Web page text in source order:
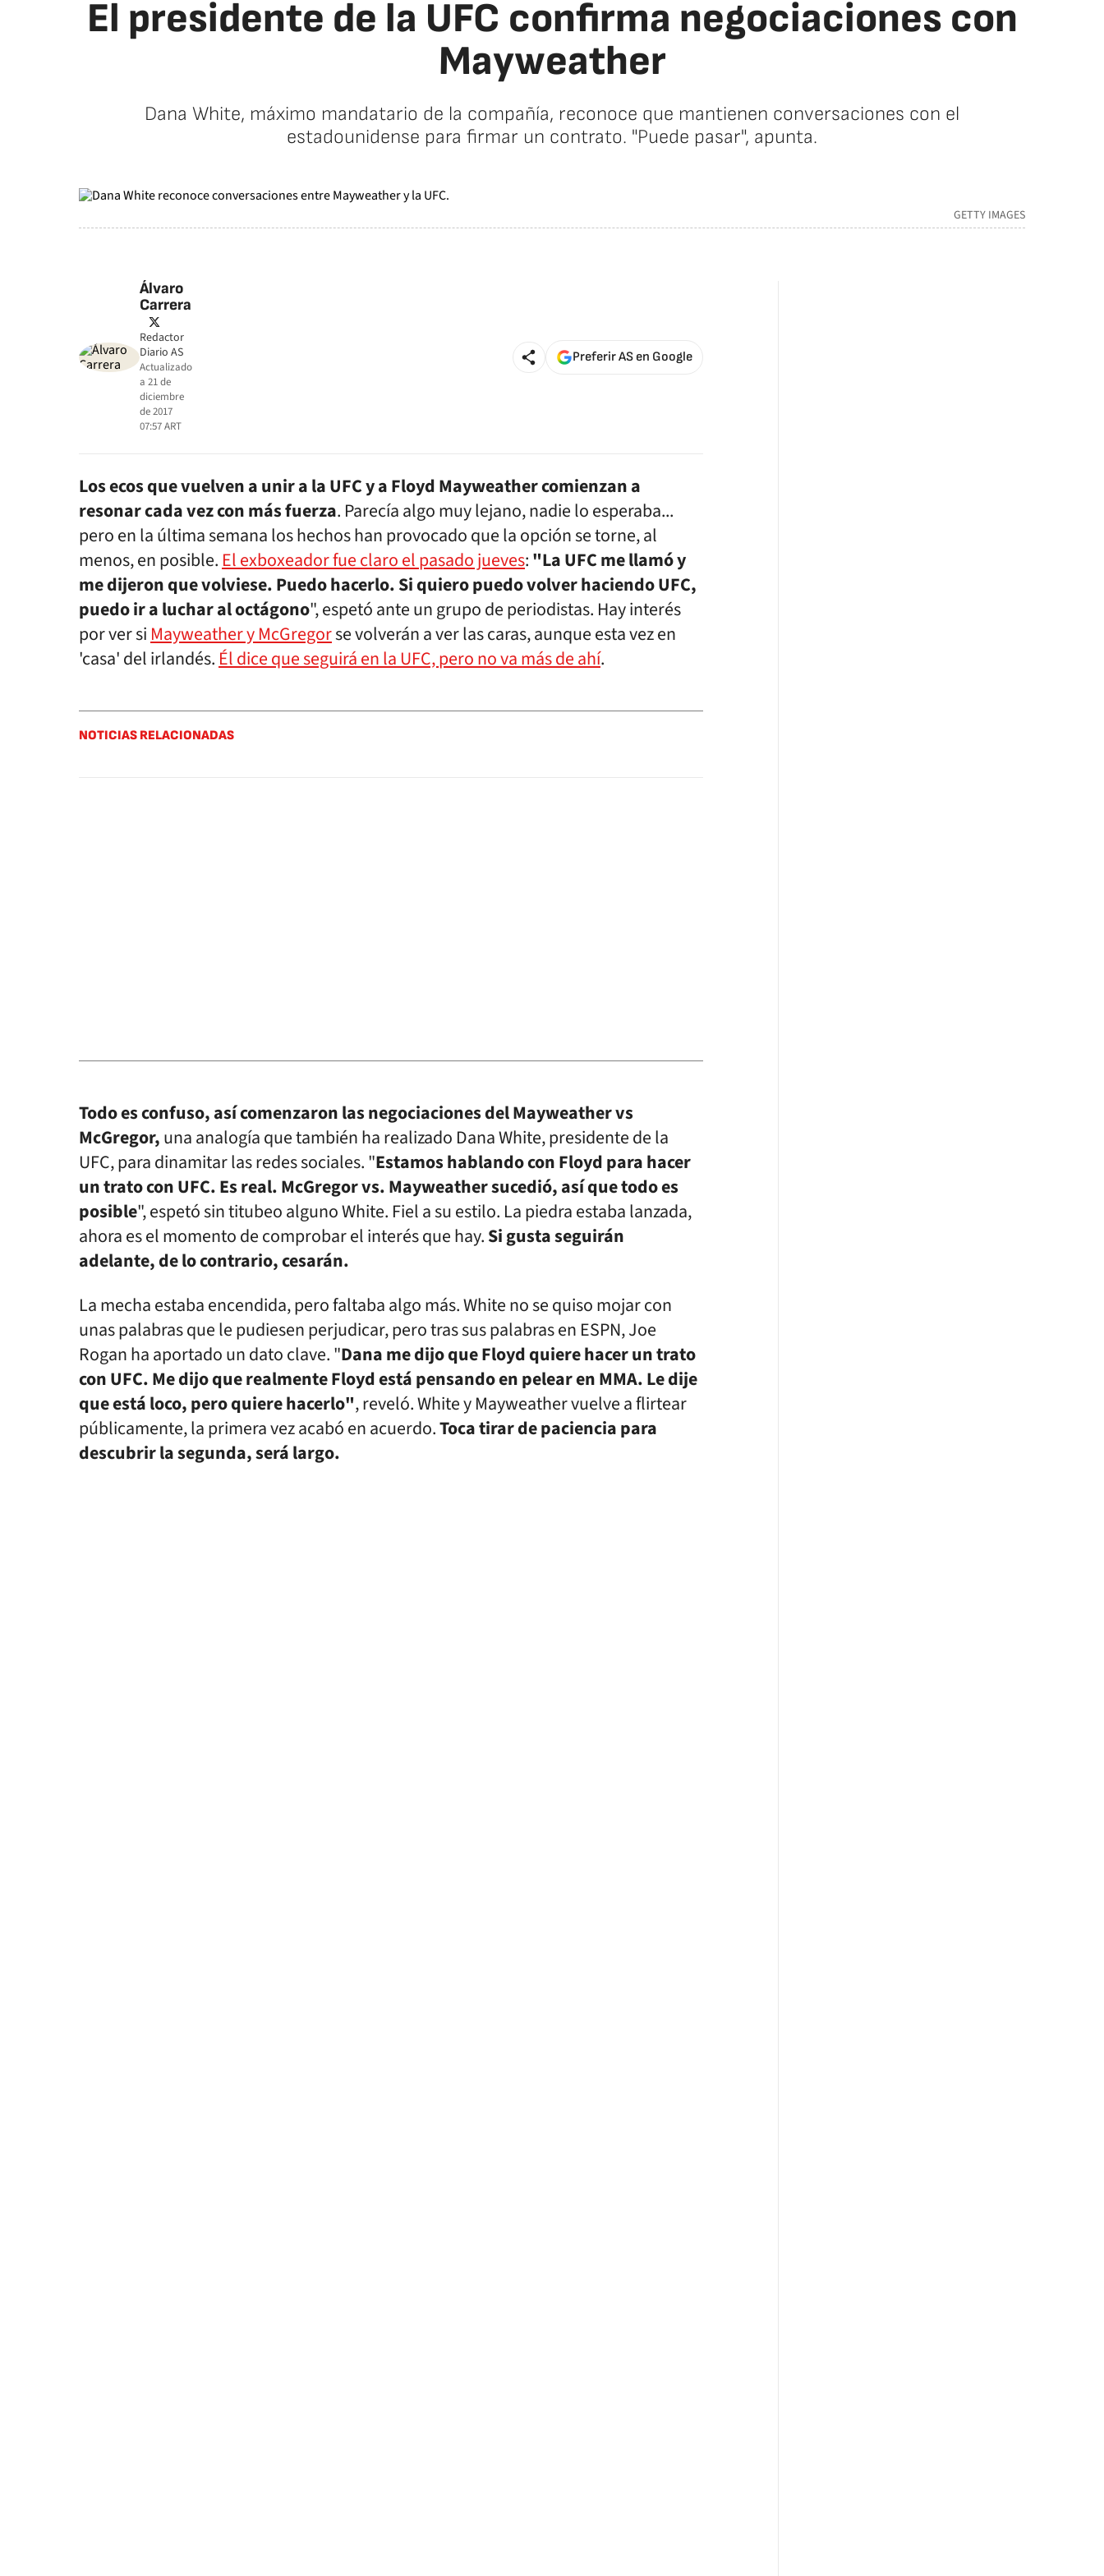
El presidente de la UFC confirma negociaciones con
Mayweather
Dana White, máximo mandatario de la compañía, reconoce que mantienen conversaciones con el
estadounidense para firmar un contrato. "Puede pasar", apunta.
GETTY IMAGES
Álvaro
Carrera
twitter
Redactor
Diario AS
Actualizado
a 21 de
diciembre
de 2017
07:57ART
Preferir AS en Google
Los ecos que vuelven a unir a la UFC y a Floyd Mayweather comienzan a
resonar cada vez con más fuerza. Parecía algo muy lejano, nadie lo esperaba...
pero en la última semana los hechos han provocado que la opción se torne, al
menos, en posible. El exboxeador fue claro el pasado jueves:"La UFC me llamó y
me dijeron que volviese. Puedo hacerlo. Si quiero puedo volver haciendo UFC,
puedo ir a luchar al octágono", espetó ante un grupo de periodistas. Hay interés
por ver si Mayweather y McGregorse volverán a ver las caras, aunque esta vez en
'casa' del irlandés. Él dice que seguirá en la UFC, pero no va más de ahí.
NOTICIAS RELACIONADAS
Todo es confuso, así comenzaron las negociaciones del Mayweather vs
McGregor,una analogía que también ha realizado Dana White, presidente de la
UFC, para dinamitar las redes sociales. "Estamos hablando con Floyd para hacer
un trato con UFC. Es real. McGregor vs. Mayweather sucedió, así que todo es
posible", espetó sin titubeo alguno White. Fiel a su estilo. La piedra estaba lanzada,
ahora es el momento de comprobar el interés que hay.Si gusta seguirán
adelante, de lo contrario, cesarán.
La mecha estaba encendida, pero faltaba algo más. White no se quiso mojar con
unas palabras que le pudiesen perjudicar, pero tras sus palabras en ESPN, Joe
Rogan ha aportado un dato clave. "Dana me dijo que Floyd quiere hacer un trato
con UFC. Me dijo que realmente Floyd está pensando en pelear en MMA. Le dije
que está loco, pero quiere hacerlo", reveló. White y Mayweather vuelve a flirtear
públicamente, la primera vez acabó en acuerdo.Toca tirar de paciencia para
descubrir la segunda, será largo.